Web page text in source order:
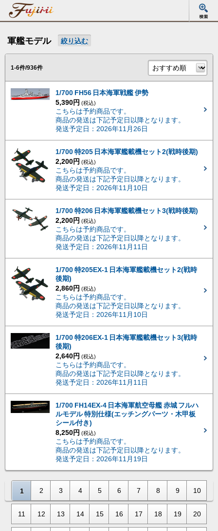
軍艦モデル 絞り込む
1-6件/936件
1/700 FH56 日本海軍戦艦 伊勢
5,390円 (税込)
こちらは予約商品です。
商品の発送は下記予定日以降となります。
発送予定日：2026年11月26日
1/700 特205 日本海軍艦載機セット2(戦時後期)
2,200円 (税込)
こちらは予約商品です。
商品の発送は下記予定日以降となります。
発送予定日：2026年11月10日
1/700 特206 日本海軍艦載機セット3(戦時後期)
2,200円 (税込)
こちらは予約商品です。
商品の発送は下記予定日以降となります。
発送予定日：2026年11月11日
1/700 特205EX-1 日本海軍艦載機セット2(戦時
後期)
2,860円 (税込)
こちらは予約商品です。
商品の発送は下記予定日以降となります。
発送予定日：2026年11月10日
1/700 特206EX-1 日本海軍艦載機セット3(戦時
後期)
2,640円 (税込)
こちらは予約商品です。
商品の発送は下記予定日以降となります。
発送予定日：2026年11月11日
1/700 FH14EX-4 日本海軍航空母艦 赤城 フルハ
ルモデル 特別仕様(エッチングパーツ・木甲板
シール付き)
8,250円 (税込)
こちらは予約商品です。
商品の発送は下記予定日以降となります。
発送予定日：2026年11月19日
1 2 3 4 5 6 7 8 9 10
11 12 13 14 15 16 17 18 19 20